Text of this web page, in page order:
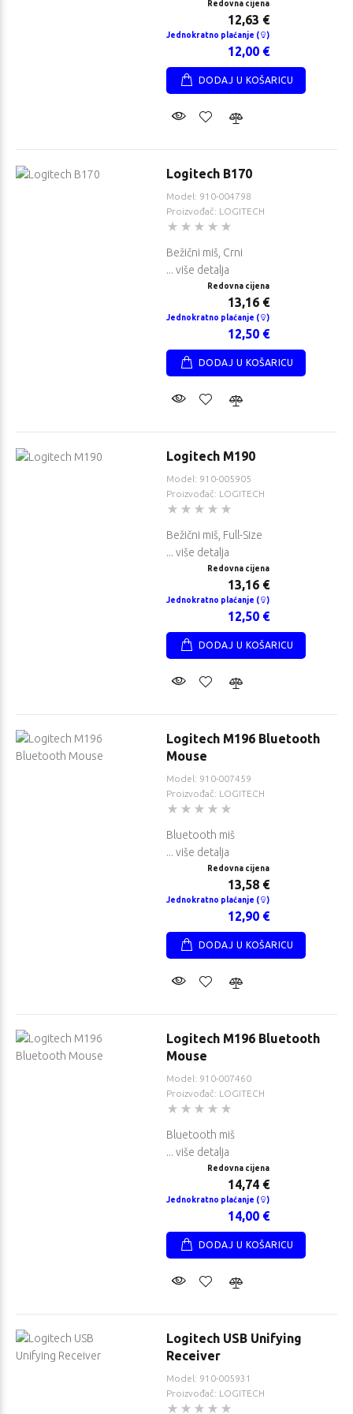
Redovna cijena
12,63 €
Jednokratno plaćanje ( )
12,00 €
DODAJ U KOŠARICU
Logitech B170
Model: 910-004798
Proizvođač: LOGITECH
Bežični miš, Crni
... više detalja
Redovna cijena
13,16 €
Jednokratno plaćanje ( )
12,50 €
DODAJ U KOŠARICU
Logitech M190
Model: 910-005905
Proizvođač: LOGITECH
Bežični miš, Full-Size
... više detalja
Redovna cijena
13,16 €
Jednokratno plaćanje ( )
12,50 €
DODAJ U KOŠARICU
Logitech M196 Bluetooth
Mouse
Model: 910-007459
Proizvođač: LOGITECH
Bluetooth miš
... više detalja
Redovna cijena
13,58 €
Jednokratno plaćanje ( )
12,90 €
DODAJ U KOŠARICU
Logitech M196 Bluetooth
Mouse
Model: 910-007460
Proizvođač: LOGITECH
Bluetooth miš
... više detalja
Redovna cijena
14,74 €
Jednokratno plaćanje ( )
14,00 €
DODAJ U KOŠARICU
Logitech USB Unifying
Receiver
Model: 910-005931
Proizvođač: LOGITECH
plaćanje (
)
539,00 €